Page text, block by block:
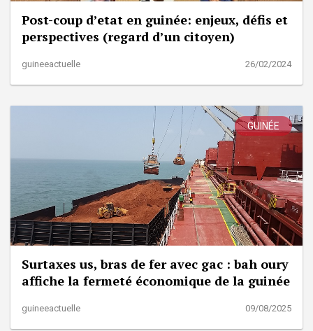
Post-coup d’etat en guinée: enjeux, défis et
perspectives (regard d’un citoyen)
guineeactuelle 26/02/2024
GUINÉE
Surtaxes us, bras de fer avec gac : bah oury
affiche la fermeté économique de la guinée
guineeactuelle 09/08/2025